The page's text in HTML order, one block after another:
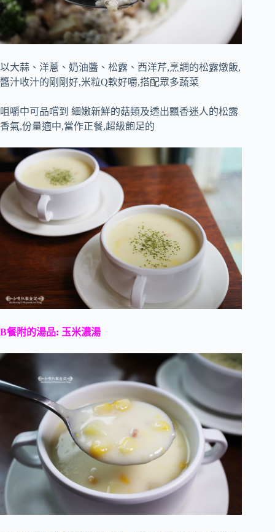
以大蒜、洋蔥、奶油醬、松露、西洋芹,烹調的松露燉飯,
醬汁收汁的剛剛好,米粒Q軟好嚼,搭配眾多蔬菜
咀嚼中可品嚐到 細嫩新鮮的菇類及透出飄香迷人的松露
香氣,份量適中,當作正餐,超級飽足的
B餐附的湯品: 玉米濃湯